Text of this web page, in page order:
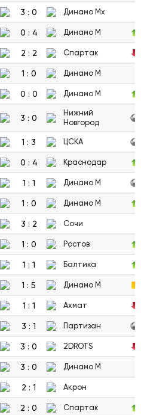
3 : 0 Динамо Мх
0 : 4 Динамо М
2 : 2 Спартак
1 : 0 Динамо М
0 : 0 Динамо М
3 : 0
Нижний
Новгород
1 : 3 ЦСКА
0 : 4 Краснодар
1 : 1 Динамо М
1 : 0 Динамо М
3 : 2 Сочи
1 : 0 Ростов
1 : 1 Балтика
1 : 5 Динамо М
1 : 1 Ахмат
3 : 1 Партизан
3 : 0 2DROTS
3 : 0 Динамо М
2 : 1 Акрон
2 : 0 Спартак